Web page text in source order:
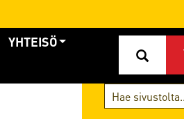
YHTEISÖ